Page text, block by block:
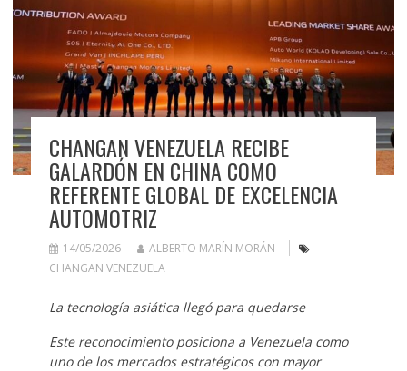
CHANGAN VENEZUELA RECIBE
GALARDÓN EN CHINA COMO
REFERENTE GLOBAL DE EXCELENCIA
AUTOMOTRIZ
14/05/2026
ALBERTO MARÍN MORÁN
CHANGAN VENEZUELA
La tecnología asiática llegó para quedarse
Este reconocimiento posiciona a Venezuela como
uno de los mercados estratégicos con mayor